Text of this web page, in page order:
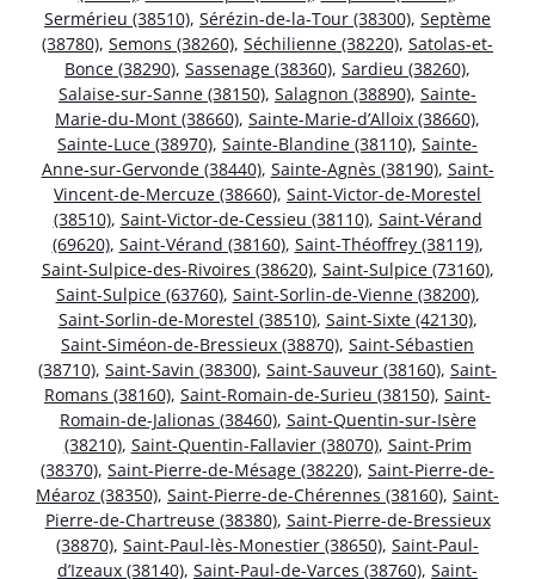
Sermérieu (38510), Sérézin-de-la-Tour (38300), Septème
(38780), Semons (38260), Séchilienne (38220), Satolas-et-
Bonce (38290), Sassenage (38360), Sardieu (38260),
Salaise-sur-Sanne (38150), Salagnon (38890), Sainte-
Marie-du-Mont (38660), Sainte-Marie-d’Alloix (38660),
Sainte-Luce (38970), Sainte-Blandine (38110), Sainte-
Anne-sur-Gervonde (38440), Sainte-Agnès (38190), Saint-
Vincent-de-Mercuze (38660), Saint-Victor-de-Morestel
(38510), Saint-Victor-de-Cessieu (38110), Saint-Vérand
(69620), Saint-Vérand (38160), Saint-Théoffrey (38119),
Saint-Sulpice-des-Rivoires (38620), Saint-Sulpice (73160),
Saint-Sulpice (63760), Saint-Sorlin-de-Vienne (38200),
Saint-Sorlin-de-Morestel (38510), Saint-Sixte (42130),
Saint-Siméon-de-Bressieux (38870), Saint-Sébastien
(38710), Saint-Savin (38300), Saint-Sauveur (38160), Saint-
Romans (38160), Saint-Romain-de-Surieu (38150), Saint-
Romain-de-Jalionas (38460), Saint-Quentin-sur-Isère
(38210), Saint-Quentin-Fallavier (38070), Saint-Prim
(38370), Saint-Pierre-de-Mésage (38220), Saint-Pierre-de-
Méaroz (38350), Saint-Pierre-de-Chérennes (38160), Saint-
Pierre-de-Chartreuse (38380), Saint-Pierre-de-Bressieux
(38870), Saint-Paul-lès-Monestier (38650), Saint-Paul-
d’Izeaux (38140), Saint-Paul-de-Varces (38760), Saint-